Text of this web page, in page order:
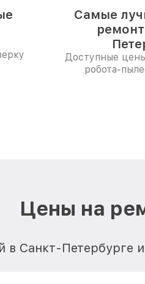
Самые
Доступные
робота-
Цены на
в Санкт-Петербурге